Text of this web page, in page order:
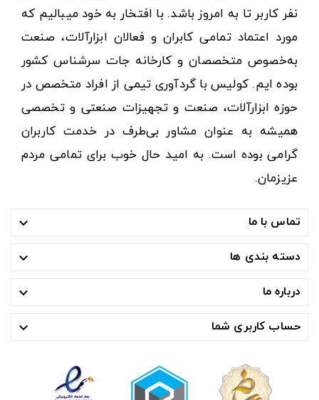
نفر کاربر تا به امروز باشد. با افتخار به خود میبالیم که
مورد اعتماد تمامی کابران و فعالان ابزارآلات، صنعت
به‌خصوص متخصصان و کارخانه جات سرشناس کشور
بوده ایم. کولیس با گردآوری تیمی از افراد متخصص در
حوزه ابزارآلات، صنعت و تجهیزات صنعتی و تخصصی
همیشه به عنوان مشاور بی‌طرف در خدمت کاربران
گرامی بوده است. به امید حال خوب برای تمامی مردم
عزیزمان.
تماس با ما 
دسته بندی ها 
درباره ما 
حساب کاربری شما 